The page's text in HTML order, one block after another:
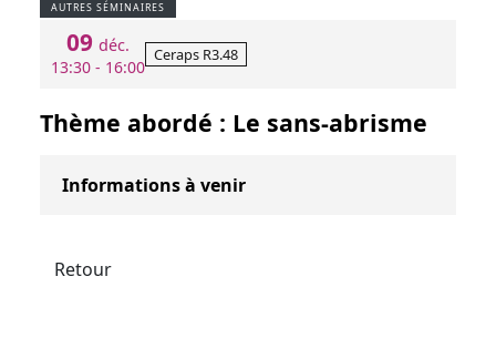
AUTRES SÉMINAIRES
09 déc.
13:30 - 16:00
Ceraps R3.48
Thème abordé : Le sans-abrisme
Informations à venir
Retour